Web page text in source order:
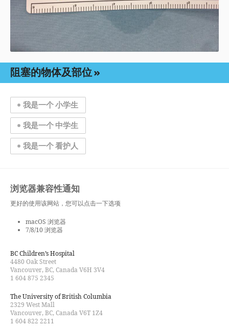
阻塞的物体及部位
我是一个 小学生
我是一个 中学生
我是一个 看护人
浏览器兼容性通知
更好的使用该网站，您可以点击一下选项
macOS 浏览器
7/8/10 浏览器
BC Children’s Hospital
4480 Oak Street
Vancouver, BC, Canada V6H 3V4
1 604 875 2345
The University of British Columbia
2329 West Mall
Vancouver, BC, Canada V6T 1Z4
1 604 822 2211